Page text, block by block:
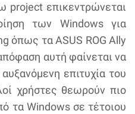
project επικεντρώνεται
των Windows για
όπως τα ASUS ROG Ally
αυτή φαίνεται να
επιτυχία του
χρήστες θεωρούν πιο
τα Windows σε τέτοιου